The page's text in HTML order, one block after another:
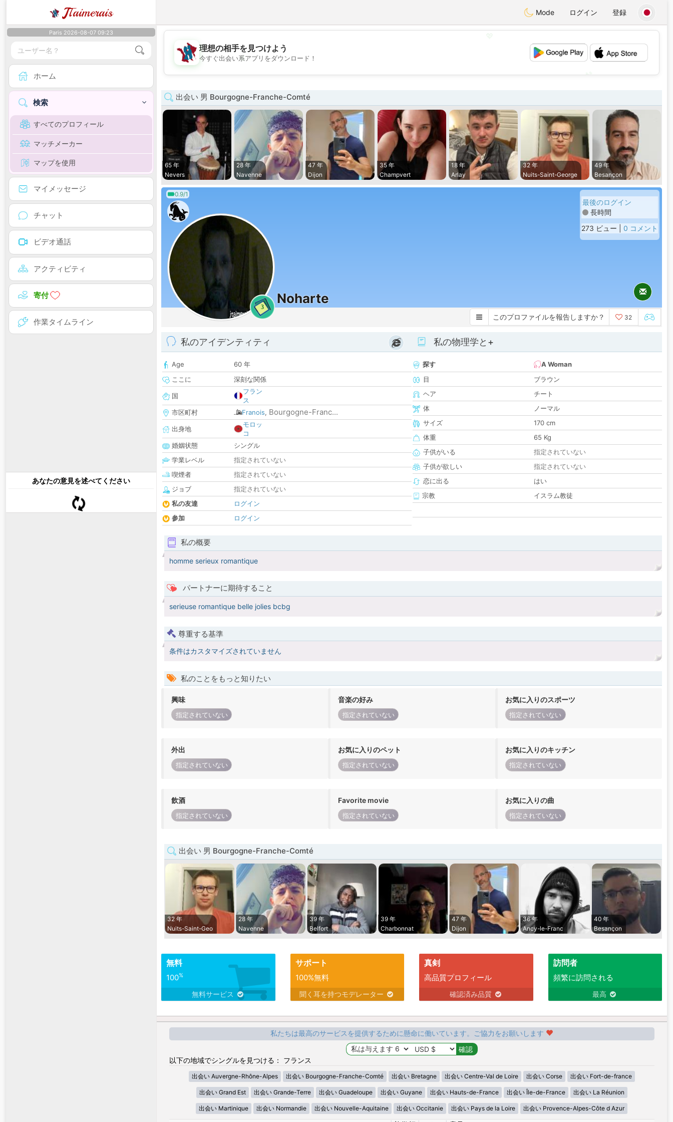
JTaimerais Mode ログイン 登録
Paris 2026-08-07 09:23
ホーム
検索
すべてのプロフィール
マッチメーカー
マップを使用
マイメッセージ
チャット
ビデオ通話
アクティビティ
寄付
作業タイムライン
あなたの意見を述べてください
💖
💕
理想の相手を見つけよう
今すぐ出会い系アプリをダウンロード！
出会い 男 Bourgogne-Franche-Comté
65 年
Nevers
28 年
Navenne
47 年
Dijon
35 年
Champvert
18 年
Arlay
32 年
Nuits-Saint-George
49 年
Besançon
0.9/1
3
Noharte
最後のログイン
長時間
273 ビュー | 0 コメント
このプロファイルを報告しますか？ 32
私のアイデンティティ
Age
60 年
ここに
深刻な関係
国
フラン
ス
市区町村
Franois, Bourgogne-Franc...
出身地
モロッ
コ
婚姻状態
シングル
学業レベル
指定されていない
喫煙者
指定されていない
ジョブ
指定されていない
私の友達
ログイン
参加
ログイン
私の物理学と+
探す
A Woman
目
ブラウン
ヘア
チート
体
ノーマル
サイズ
170 cm
体重
65 Kg
子供がいる
指定されていない
子供が欲しい
指定されていない
恋に出る
はい
宗教
イスラム教徒
私の概要
homme serieux romantique
パートナーに期待すること
serieuse romantique belle jolies bcbg
尊重する基準
条件はカスタマイズされていません
私のことをもっと知りたい
興味
指定されていない
音楽の好み
指定されていない
お気に入りのスポーツ
指定されていない
外出
指定されていない
お気に入りのペット
指定されていない
お気に入りのキッチン
指定されていない
飲酒
指定されていない
Favorite movie
指定されていない
お気に入りの曲
指定されていない
出会い 男 Bourgogne-Franche-Comté
32 年
Nuits-Saint-Geo
28 年
Navenne
39 年
Belfort
39 年
Charbonnat
47 年
Dijon
36 年
Ancy-le-Franc
40 年
Besançon
無料
100%
無料サービス
サポート
100%無料
聞く耳を持つモデレーター
真剣
高品質プロフィール
確認済み品質
訪問者
頻繁に訪問される
最高
私たちは最高のサービスを提供するために懸命に働いています。ご協力をお願いします
以下の地域でシングルを見つける： フランス
出会い Auvergne-Rhône-Alpes 出会い Bourgogne-Franche-Comté 出会い Bretagne 出会い Centre-Val de Loire 出会い Corse 出会い Fort-de-france
出会い Grand Est 出会い Grande-Terre 出会い Guadeloupe 出会い Guyane 出会い Hauts-de-France 出会い Île-de-France 出会い La Réunion
出会い Martinique 出会い Normandie 出会い Nouvelle-Aquitaine 出会い Occitanie 出会い Pays de la Loire 出会い Provence-Alpes-Côte d Azur